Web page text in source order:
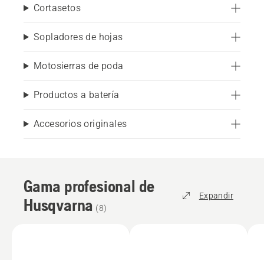
Cortasetos
Sopladores de hojas
Motosierras de poda
Productos a batería
Accesorios originales
Gama profesional de
Husqvarna (8)
Expandir